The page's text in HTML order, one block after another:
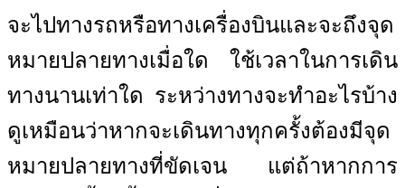
จะไปทางรถหรือทางเครื่องบินและจะถึงจุด
หมายปลายทางเมื่อใด ใช้เวลาในการเดิน
ทางนานเท่าใด ระหว่างทางจะทำอะไรบ้าง
ดูเหมือนว่าหากจะเดินทางทุกครั้งต้องมีจุด
หมายปลายทางที่ขัดเจน แต่ถ้าหากการ